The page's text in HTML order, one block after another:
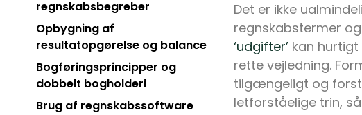
regnskabsbegreber
Opbygning af
resultatopgørelse og balance
Bogføringsprincipper og
dobbelt bogholderi
Brug af regnskabssoftware
Det er ikke
regnskabstermer
‘udgifter’kan hurtigt
rette vejledning.
tilgængeligt og
letforståelige trin,